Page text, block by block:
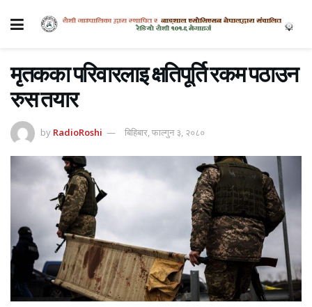
मृतकका परिवारलाइ क्षतिपूर्ति रकम पठाउन
रुस तयार
by RadioRoshi बिहिबार, फाल्गुन ३, २०८०